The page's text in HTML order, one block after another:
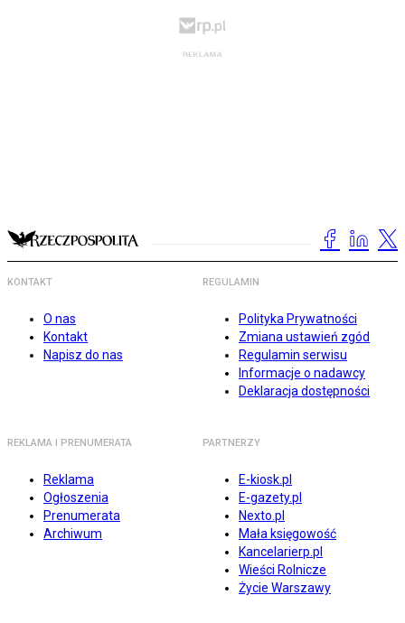
KONTAKT
O nas
Kontakt
Napisz do nas
REGULAMIN
Polityka Prywatności
Zmiana ustawień zgód
Regulamin serwisu
Informacje o nadawcy
Deklaracja dostępności
REKLAMA I PRENUMERATA
Reklama
Ogłoszenia
Prenumerata
Archiwum
PARTNERZY
E-kiosk.pl
E-gazety.pl
Nexto.pl
Mała księgowość
Kancelarierp.pl
Wieści Rolnicze
Życie Warszawy